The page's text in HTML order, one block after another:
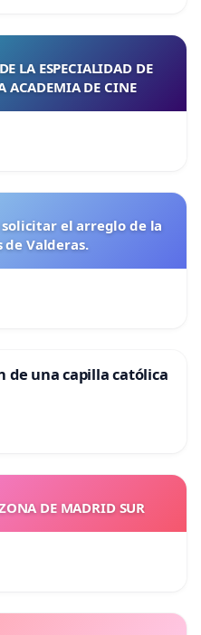
LA ESPECIALIDAD DE
ACADEMIA DE CINE
el arreglo de la
de Valderas.
de una capilla católica
DE MADRID SUR